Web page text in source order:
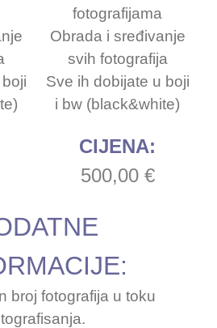
fotografijama
Obrada i sređivanje
svih fotografija
Sve ih dobijate u boji
i bw (black&white)
CIJENA:
500,00 €
broj fotografija u toku